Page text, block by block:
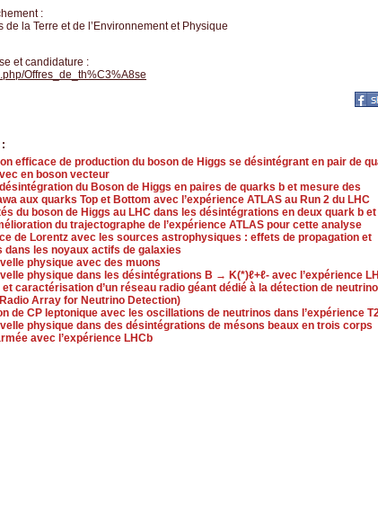
:
de la Terre et de l’Environnement et Physique
et candidature :
Offres_de_th%C3%A8se
efficace de production du boson de Higgs se désintégrant en pair de
en boson vecteur
du Boson de Higgs en paires de quarks b et mesure des
aux quarks Top et Bottom avec l’expérience ATLAS au Run 2 du LHC
du boson de Higgs au LHC dans les désintégrations en deux quark b et
du trajectographe de l’expérience ATLAS pour cette analyse
de Lorentz avec les sources astrophysiques : effets de propagation et
dans les noyaux actifs de galaxies
physique avec des muons
physique dans les désintégrations B → K(*)ℓ+ℓ- avec l’expérience
caractérisation d’un réseau radio géant dédié à la détection de
Array for Neutrino Detection)
de CP leptonique avec les oscillations de neutrinos dans l’expérience
physique dans des désintégrations de mésons beaux en trois corps
avec l’expérience LHCb